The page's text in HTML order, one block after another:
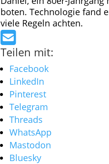
boten. Technologie fand
viele Regeln achten.
Teilen mit:
Facebook
LinkedIn
Pinterest
Telegram
Threads
WhatsApp
Mastodon
Bluesky